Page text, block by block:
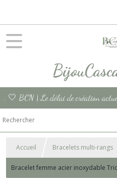
. 🤍 BCN | Le délai de création
Accueil Bracelets multi-rangs
Bracelet femme acier inoxydable